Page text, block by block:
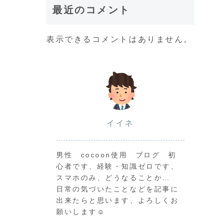
最近のコメント
表示できるコメントはありません。
イイネ
男性 cocoon使用 ブログ 初
心者です、経験・知識ゼロです、
スマホのみ、どうなることか…
日常の気づいたことなどを記事に
出来たらと思います、よろしくお
願いします☺